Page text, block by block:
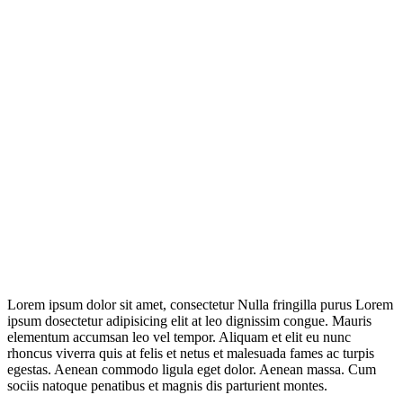
Lorem ipsum dolor sit amet, consectetur Nulla fringilla purus Lorem
ipsum dosectetur adipisicing elit at leo dignissim congue. Mauris
elementum accumsan leo vel tempor. Aliquam et elit eu nunc
rhoncus viverra quis at felis et netus et malesuada fames ac turpis
egestas. Aenean commodo ligula eget dolor. Aenean massa. Cum
sociis natoque penatibus et magnis dis parturient montes.